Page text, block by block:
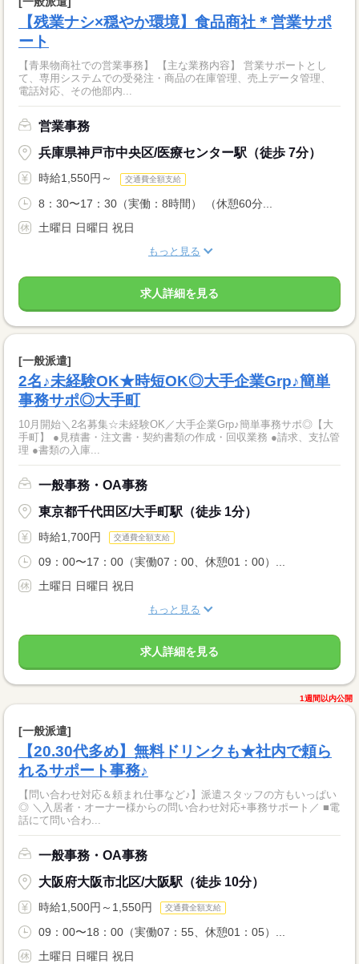
【残業ナシ×穏やか環境】食品商社＊営業サポ
ート
【青果物商社での営業事務】 【主な業務内容】 営業サポートとし
て、専用システムでの受発注・商品の在庫管理、売上データ管理、
電話対応、その他部内...
営業事務
兵庫県神戸市中央区/医療センター駅（徒歩 7分）
時給1,550円～ 交通費全額支給
8：30〜17：30（実働：8時間） （休憩60分...
土曜日 日曜日 祝日
もっと見る
求人詳細を見る
[一般派遣]
2名♪未経験OK★時短OK◎大手企業Grp♪簡単
事務サポ◎大手町
10月開始＼2名募集☆未経験OK／大手企業Grp♪簡単事務サポ◎【大
手町】 ●見積書・注文書・契約書類の作成・回収業務 ●請求、支払管
理 ●書類の入庫...
一般事務・OA事務
東京都千代田区/大手町駅（徒歩 1分）
時給1,700円 交通費全額支給
09：00〜17：00（実働07：00、休憩01：00）...
土曜日 日曜日 祝日
もっと見る
求人詳細を見る
1週間以内公開
[一般派遣]
【20.30代多め】無料ドリンクも★社内で頼ら
れるサポート事務♪
【問い合わせ対応＆頼まれ仕事など♪】派遣スタッフの方もいっぱい
◎ ＼入居者・オーナー様からの問い合わせ対応+事務サポート／ ■電
話にて問い合わ...
一般事務・OA事務
大阪府大阪市北区/大阪駅（徒歩 10分）
時給1,500円～1,550円 交通費全額支給
09：00〜18：00（実働07：55、休憩01：05）...
土曜日 日曜日 祝日